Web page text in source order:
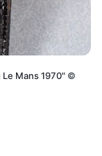
Mans 1970" ©